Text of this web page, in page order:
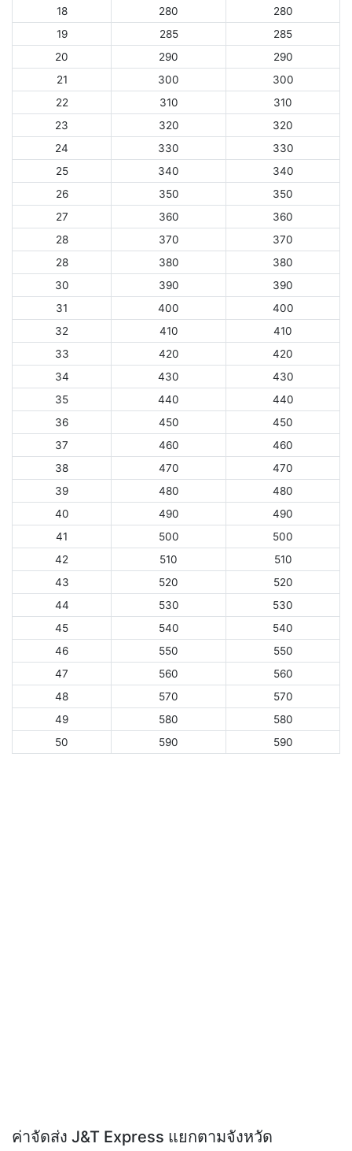
18 280
280
19
285
285
20
290
290
21
300
300
22
310
310
23
320
320
24
330
330
25
340
340
26
350
350
27
360
360
28
370
370
28
380
380
30
390
390
31
400
400
32
410
410
33
420
420
34
430
430
35
440
440
36
450
450
37
460
460
38
470
470
39
480
480
40
490
490
41
500
500
42
510
510
43
520
520
44
530
530
45
540
540
46
550
550
47
560
560
48
570
570
49
580
580
50
590 590
ค่าจัดส่ง J&T Express แยกตามจังหวัด